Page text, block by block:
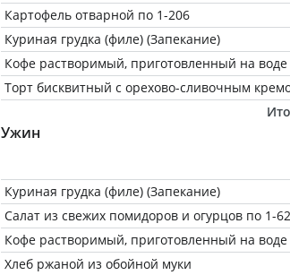
Картофель отварной по 1-206
Куриная грудка (филе) (Запекание)
Кофе растворимый, приготовленный на воде
Торт бисквитный с орехово-сливочным
Ужин
Куриная грудка (филе) (Запекание)
Салат из свежих помидоров и огурцов по 1-62
Кофе растворимый, приготовленный на воде
Хлеб ржаной из обойной муки